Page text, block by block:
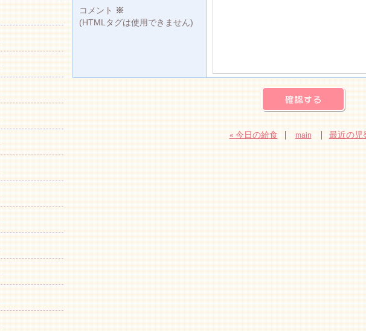
コメント ※
(HTMLタグは使用できません)
«今日の給食 main 最近の児